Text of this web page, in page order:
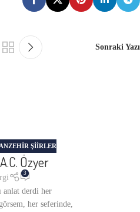
Sonraki Yazı
ŞIIRLER
Özyer
3
anlat derdi her
her seferinde,